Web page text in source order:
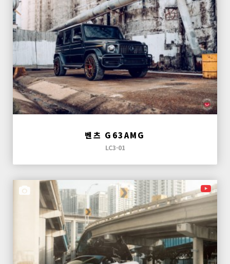
벤츠 G63AMG
LC3-01